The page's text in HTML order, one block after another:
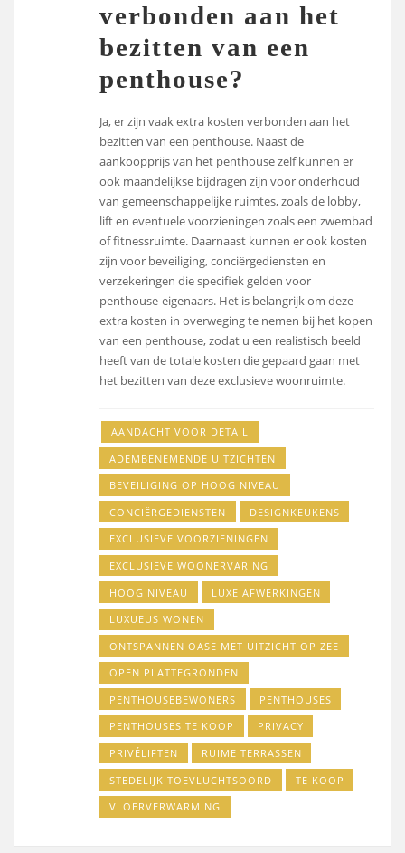
verbonden aan het
bezitten van een
penthouse?
Ja, er zijn vaak extra kosten verbonden aan het
bezitten van een penthouse. Naast de
aankoopprijs van het penthouse zelf kunnen er
ook maandelijkse bijdragen zijn voor onderhoud
van gemeenschappelijke ruimtes, zoals de lobby,
lift en eventuele voorzieningen zoals een zwembad
of fitnessruimte. Daarnaast kunnen er ook kosten
zijn voor beveiliging, conciërgediensten en
verzekeringen die specifiek gelden voor
penthouse-eigenaars. Het is belangrijk om deze
extra kosten in overweging te nemen bij het kopen
van een penthouse, zodat u een realistisch beeld
heeft van de totale kosten die gepaard gaan met
het bezitten van deze exclusieve woonruimte.
AANDACHT VOOR DETAIL
ADEMBENEMENDE UITZICHTEN
BEVEILIGING OP HOOG NIVEAU
CONCIËRGEDIENSTEN
DESIGNKEUKENS
EXCLUSIEVE VOORZIENINGEN
EXCLUSIEVE WOONERVARING
HOOG NIVEAU
LUXE AFWERKINGEN
LUXUEUS WONEN
ONTSPANNEN OASE MET UITZICHT OP ZEE
OPEN PLATTEGRONDEN
PENTHOUSEBEWONERS
PENTHOUSES
PENTHOUSES TE KOOP
PRIVACY
PRIVÉLIFTEN
RUIME TERRASSEN
STEDELIJK TOEVLUCHTSOORD
TE KOOP
VLOERVERWARMING